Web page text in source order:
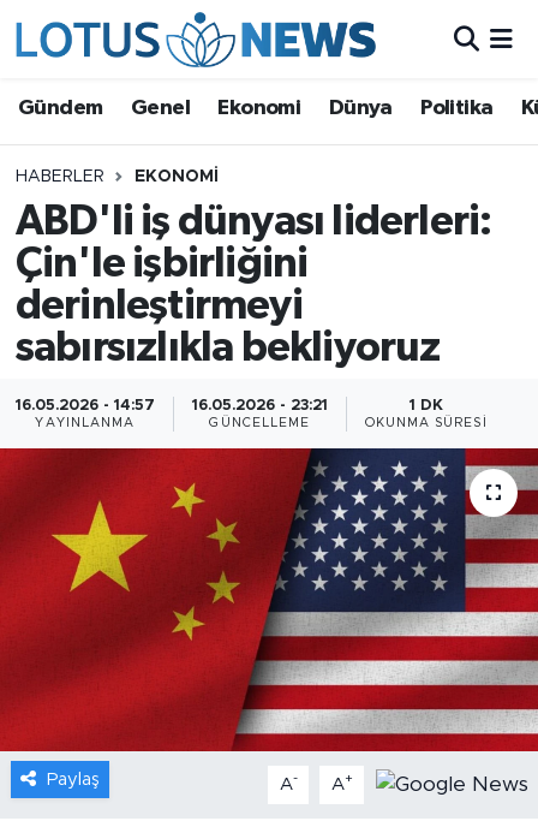
Gündem Genel Ekonomi Dünya Politika
HABERLER EKONOMI
ABD'li iş dünyası liderleri:
Çin'le işbirliğini
derinleştirmeyi
sabırsızlıkla bekliyoruz
16.05.2026 - 14:57
YAYINLANMA
16.05.2026 - 23:21
GÜNCELLEME
1 DK
OKUNMA SÜRESI
Paylaş A- A+
Ekonomi
Dünya
Politika
Kültür - Sanat ve Tarih
Yaşam
Çin Fuarları
Gündem
Foto Haber